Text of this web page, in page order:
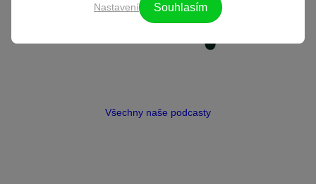
Všechny naše podcasty
Nastavení Souhlasím